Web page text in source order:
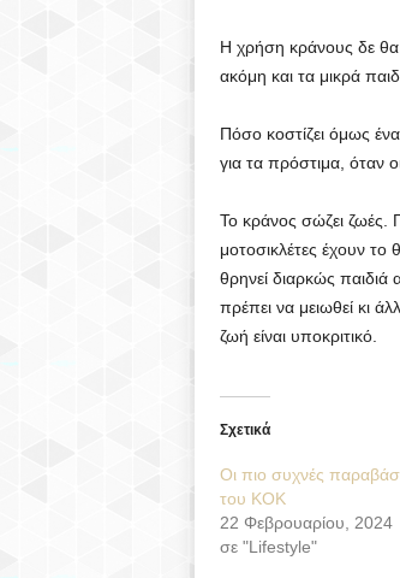
Η χρήση κράνους δε
ακόμη και τα μικρά
Πόσο κοστίζει όμως
για τα πρόστιμα, όταν
Το κράνος σώζει ζωές.
μοτοσικλέτες έχουν
θρηνεί διαρκώς
πρέπει να μειωθεί κι
ζωή είναι υποκριτικό.
Σχετικά
Οι πιο συχνές
του ΚΟΚ
22 Φεβρουαρίου, 2024
σε "Lifestyle"